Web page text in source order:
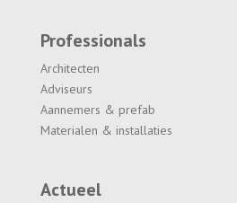
Professionals
Architecten
Adviseurs
Aannemers & prefab
Materialen & installaties
Actueel